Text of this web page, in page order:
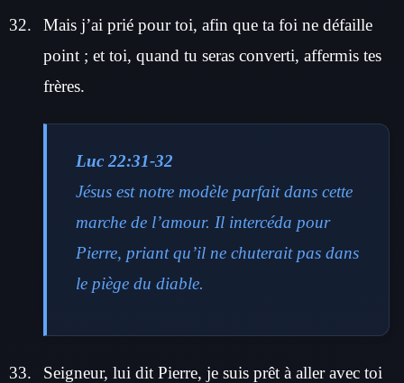
Mais j’ai prié pour toi, afin que ta foi ne défaille
point ; et toi, quand tu seras converti, affermis tes
frères.
Luc 22:31-32
Jésus est notre modèle parfait dans cette
marche de l’amour. Il intercéda pour
Pierre, priant qu’il ne chuterait pas dans
le piège du diable.
Seigneur, lui dit Pierre, je suis prêt à aller avec toi